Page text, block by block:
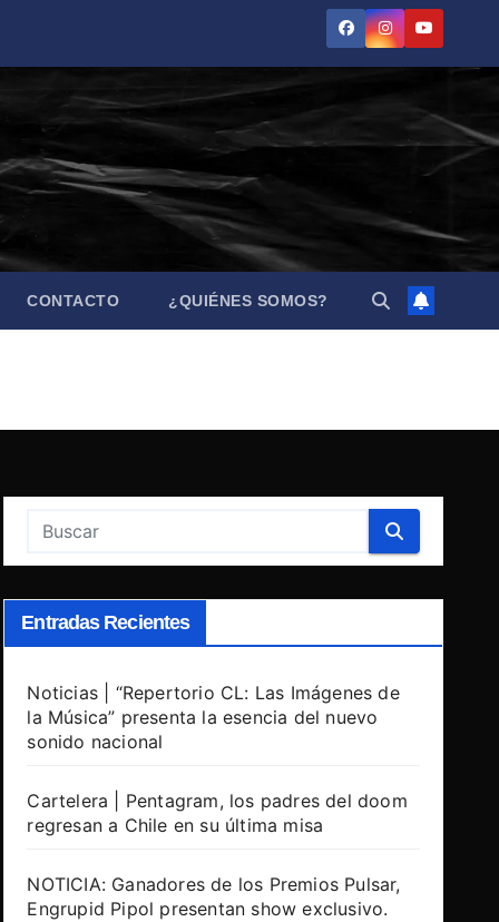
CONTACTO ¿QUIÉNES SOMOS?
Entradas Recientes
Noticias | “Repertorio CL: Las Imágenes de
la Música” presenta la esencia del nuevo
sonido nacional
Cartelera | Pentagram, los padres del doom
regresan a Chile en su última misa
NOTICIA: Ganadores de los Premios Pulsar,
Engrupid Pipol presentan show exclusivo.